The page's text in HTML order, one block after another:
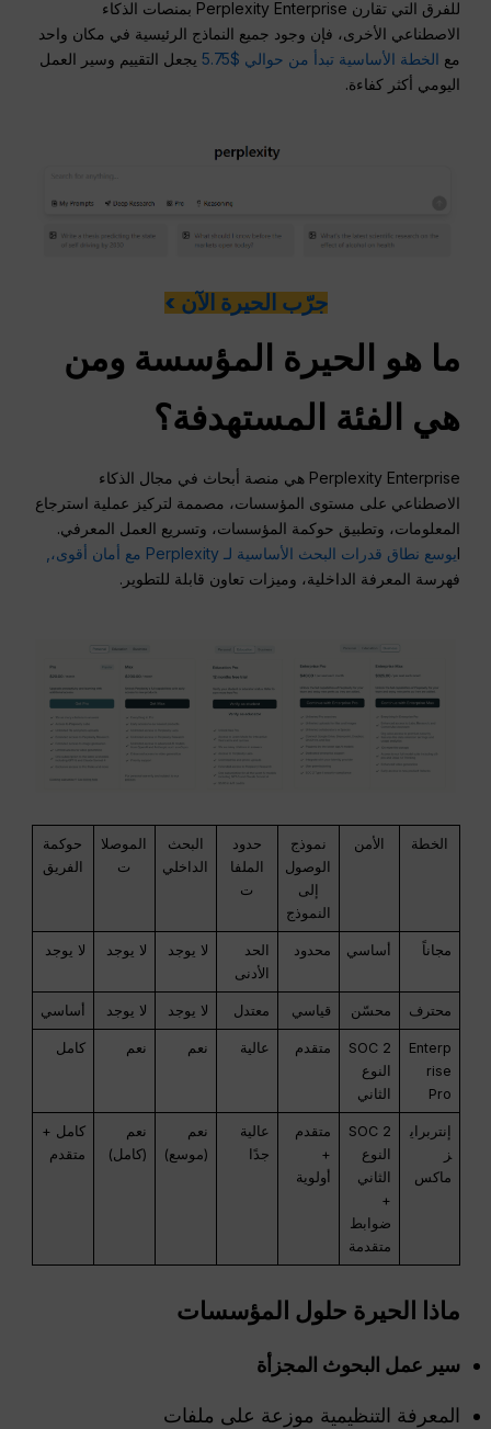
للفرق التي تقارن Perplexity Enterprise بمنصات الذكاء
الاصطناعي الأخرى، فإن وجود جميع النماذج الرئيسية في مكان واحد
مع الخطة الأساسية تبدأ من حوالي $5.75
يجعل التقييم وسير العمل
اليومي أكثر كفاءة.
جرّب الحيرة الآن >
ما هو الحيرة المؤسسة ومن
هي الفئة المستهدفة؟
Perplexity Enterprise هي منصة أبحاث في مجال الذكاء
الاصطناعي على مستوى المؤسسات، مصممة لتركيز عملية استرجاع
المعلومات، وتطبيق حوكمة المؤسسات، وتسريع العمل المعرفي.
يوسع نطاق قدرات البحث الأساسية لـ Perplexity مع أمان أقوى،,
فهرسة المعرفة الداخلية، وميزات تعاون قابلة للتطوير.
الخطة الأمن
نموذج
الوصول
إلى
النموذج
حدود
الملفا
ت
البحث
الداخلي
الموصلا
ت
حوكمة
الفريق
مجاناً أساسي محدود
الحد
الأدنى
لا يوجد لا يوجد لا يوجد
محترف محسّن قياسي معتدل لا يوجد لا يوجد أساسي
Enterp
rise
Pro
SOC 2
النوع
الثاني
متقدم عالية نعم نعم كامل
إنتربراي
ز
ماكس
SOC 2
النوع
الثاني
+
ضوابط
متقدمة
متقدم
+
أولوية
عالية
جدًا
نعم
(موسع)
نعم
(كامل)
كامل +
متقدم
ماذا الحيرة حلول المؤسسات
سير عمل البحوث المجزأة
المعرفة التنظيمية موزعة على ملفات